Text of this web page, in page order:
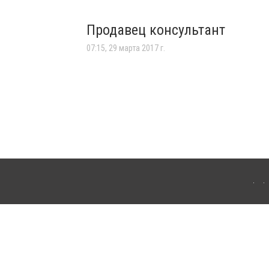
Продавец консультант
07:15, 29 марта 2017 г.